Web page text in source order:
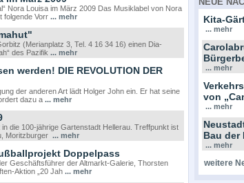
Nora Louisa im März 2009 Das Musiklabel von Nora
folgende Vorr ... mehr
(Merianplatz 3, Tel. 4 16 34 16) einen Dia-
des Pazifik ... mehr
werden! DIE REVOLUTION DER
der anderen Art lädt Holger John ein. Er hat seine
dazu a ... mehr
die 100-jährige Gartenstadt Hellerau. Treffpunkt ist
Moritzburger ... mehr
Doppelpass
Geschäftsführer der Altmarkt-Galerie, Thorsten
Aktion „20 Jah ... mehr
Kita-
... mehr
... mehr
von
... mehr
Bau der
... mehr
weitere